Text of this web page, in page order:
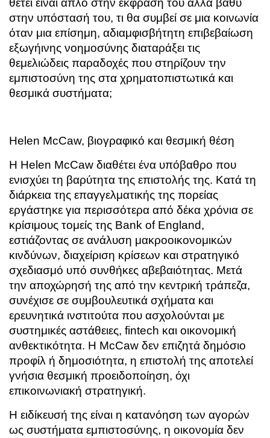
θέτει είναι απλό στην έκφρασή του αλλά βαθύ
στην υπόστασή του, τι θα συμβεί σε μια κοινωνία
όταν μια επίσημη, αδιαμφισβήτητη επιβεβαίωση
εξωγήινης νοημοσύνης διαταράξει τις
θεμελιώδεις παραδοχές που στηρίζουν την
εμπιστοσύνη της στα χρηματοπιστωτικά και
θεσμικά συστήματα;
Helen McCaw, βιογραφικό και θεσμική θέση
Η Helen McCaw διαθέτει ένα υπόβαθρο που
ενισχύει τη βαρύτητα της επιστολής της. Κατά τη
διάρκεια της επαγγελματικής της πορείας
εργάστηκε για περισσότερα από δέκα χρόνια σε
κρίσιμους τομείς της Bank of England,
εστιάζοντας σε ανάλυση μακροοικονομικών
κινδύνων, διαχείριση κρίσεων και στρατηγικό
σχεδιασμό υπό συνθήκες αβεβαιότητας. Μετά
την αποχώρησή της από την κεντρική τράπεζα,
συνέχισε σε συμβουλευτικά σχήματα και
ερευνητικά ινστιτούτα που ασχολούνται με
συστημικές αστάθειες, fintech και οικονομική
ανθεκτικότητα. Η McCaw δεν επιζητά δημόσιο
προφίλ ή δημοσιότητα, η επιστολή της αποτελεί
γνήσια θεσμική προειδοποίηση, όχι
επικοινωνιακή στρατηγική.
Η ειδίκευσή της είναι η κατανόηση των αγορών
ως συστήματα εμπιστοσύνης, η οικονομία δεν